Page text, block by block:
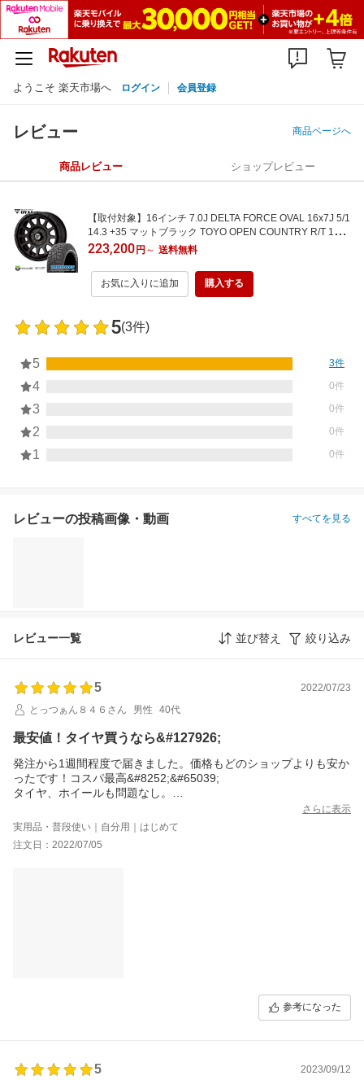
ようこそ 楽天市場へ ログイン 会員登録
レビュー 商品ページへ
商品レビュー ショップレビュー
【取付対象】16インチ 7.0J DELTA FORCE OVAL 16x7J 5/1
14.3 +35 マットブラック TOYO OPEN COUNTRY R/T 106
Q 235/70R16 ホワイトレター デルタフォース オーバル ト
ーヨー オープンカントリー RT タイヤホイール4本セット デ
リカD5 RAV4 など
223,200円 ～ 送料無料
お気に入りに追加 購入する
5(3件)
5 3件
4 0件
3 0件
2 0件
1 0件
レビューの投稿画像・動画 すべてを見る
レビュー一覧 並び替え 絞り込み
5
2022/07/23
とっつぁん８４６さん
男性 40代
最安値！タイヤ買うなら&#127926;
発注から1週間程度で届きました。価格もどのショップよりも安か
ったです！コスパ最高&#8252;&#65039;
タイヤ、ホイールも問題なし。
商品の問い合わせにも丁寧に対応頂き大変満足な、買い物が出来
ました。ありがとうございます&#8252;&#65039;
さらに表示
実用品・普段使い｜自分用｜はじめて
注文日：2022/07/05
参考になった
5
2023/09/12